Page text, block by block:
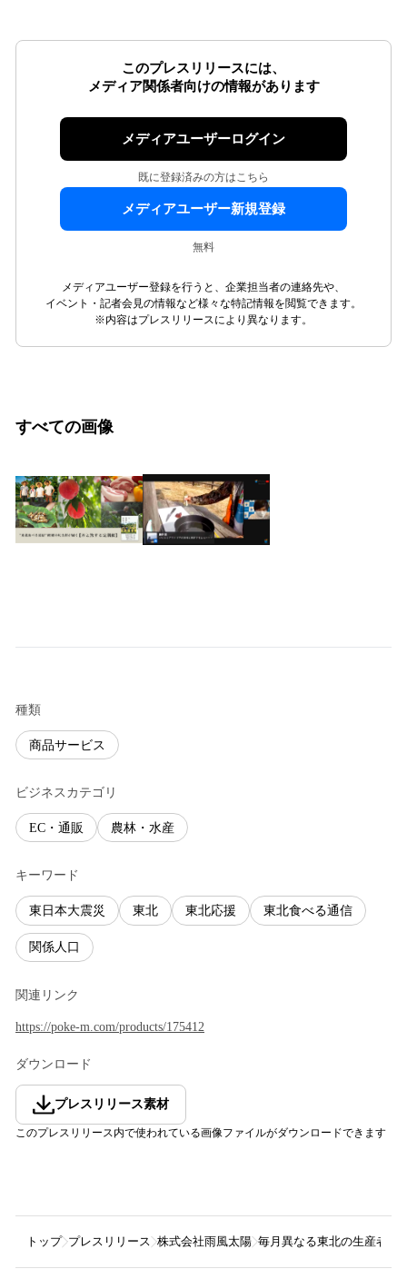
このプレスリリースには、
メディア関係者向けの情報があります
メディアユーザーログイン
既に登録済みの方はこちら
メディアユーザー新規登録
無料
メディアユーザー登録を行うと、企業担当者の連絡先や、
イベント・記者会見の情報など様々な特記情報を閲覧できます。
※内容はプレスリリースにより異なります。
すべての画像
種類
商品サービス
ビジネスカテゴリ
EC・通販 農林・水産
キーワード
東日本大震災 東北 東北応援 東北食べる通信
関係人口
関連リンク
https://poke-m.com/products/175412
ダウンロード
プレスリリース素材
このプレスリリース内で使われている画像ファイルがダウンロードできます
トップ プレスリリース 株式会社雨風太陽 毎月異なる東北の生産者か